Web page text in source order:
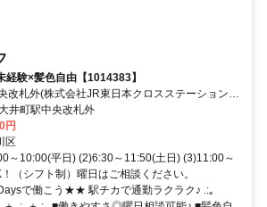
験×髪色自由【1014383】
改札外(株式会社JR東日本クロスステーション)
井町駅中央改札外
円
区
～10:00(平日) (2)6:30～11:50(土日) (3)11:00～
（シフト制）曜日はご相談ください。
で働こう★★ 駅チカで通勤ラクラク♪ .:｡